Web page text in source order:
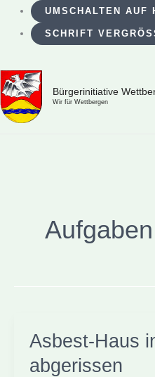
UMSCHALTEN AUF
SCHRIFT
Zum
Inhalt
springen
Bürgerinitiative
Wir für Wettbergen
Aufgaben
Asbest-Haus
abgerissen